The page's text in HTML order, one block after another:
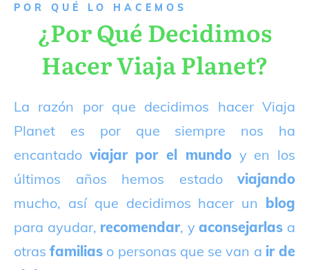
P OR QUÉ LO HACEMOS
¿Por Qué Decidimos
Hacer Viaja Planet?
La razón por que decidimos hacer Viaja
Planet es por que siempre nos ha
encantado viajar por el mundoy en los
últimos años hemos estado viajando
mucho, así que decidimos hacer un blog
para ayudar, recomendar, yaconsejarlas a
otrasfamilias o personas que se van a ir de